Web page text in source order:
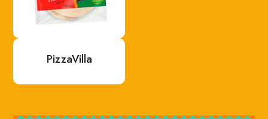
PizzaVilla